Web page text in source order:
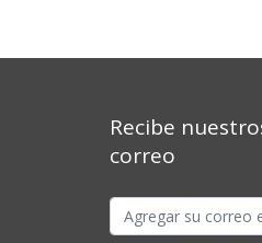
Recibe
correo